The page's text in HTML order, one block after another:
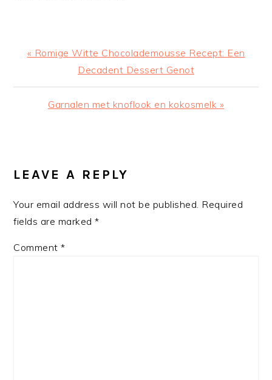
Previous
« Romige Witte Chocolademousse Recept: Een
Decadent Dessert Genot
Next
Garnalen met knoflook en kokosmelk »
INTERACTIONS
LEAVE A REPLY
Your email address will not be published. Required
fields are marked*
Comment*